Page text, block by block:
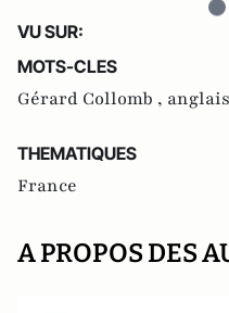
VU SUR:
MOTS-CLES
Gérard Collomb ,
THEMATIQUES
France
A PROPOS DES